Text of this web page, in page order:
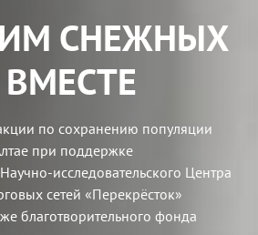
СНЕЖНЫХ
по сохранению популяции
при поддержке
исследовательского Центра
сетей «Перекрёсток»
благотворительного фонда